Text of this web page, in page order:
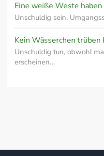
Eine weiße Weste haben
Unschuldig sein.
Kein Wässerchen trüben
Unschuldig tun, obwohl
erscheinen…